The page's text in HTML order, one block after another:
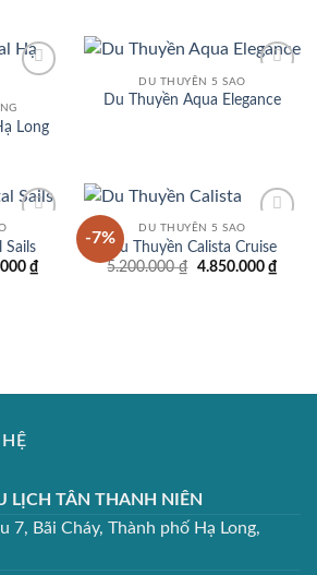
2.600.000 ₫.
wishlist
Long
wishlist
DU THUYỀN 5 SAO
Du Thuyền Aqua Elegance
wishlist
₫Giá
-7%
wishlist
DU THUYỀN 5 SAO
Du Thuyền Calista Cruise
5.200.000₫
Giá
4.850.000 ₫Giá
LỊCH TÂN THANH NIÊN
7, Bãi Cháy, Thành phố Hạ Long,